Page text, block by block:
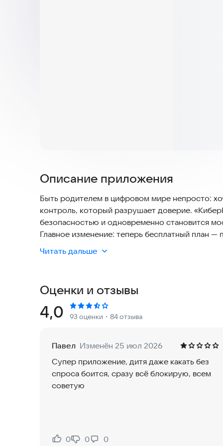
Описание приложения
Быть родителем в цифровом мире непросто:
контроль, который разрушает доверие.
безопасностью и одновременно становится
Главное изменение: теперь бесплатный план
Раньше после пробного дня нужно было
функциями. Теперь всё иначе: после
спокойной и осознанной заботы о ребёнке.
Что доступно бесплатно — навсегда
Мы верим, что базовые инструменты
сервисах — включая фото и голосовые
Лимиты и блокировки. Держите под контролем
ставьте лимиты, расписание и автоблокировку.
Защита от удаления. Ребёнок не сможет
устройстве: ребёнок будет пользоваться им,
Читать дальше
Оценки и отзывы
Рейтинг:
4,0 93 оценки ・84 отзыва
Павел Изменён 25 июл 2026
Супер приложение, дитя даже какать без
спроса боится, сразу всё блокирую, всем
советую
0 0 0